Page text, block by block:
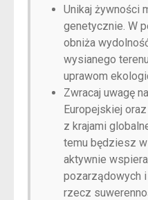
Unikaj żywności
genetycznie. W
obniża
wysianego
uprawom
Zwracaj uwagę
Europejskiej
z krajami
temu będziesz
aktywnie
pozarządowych
rzecz